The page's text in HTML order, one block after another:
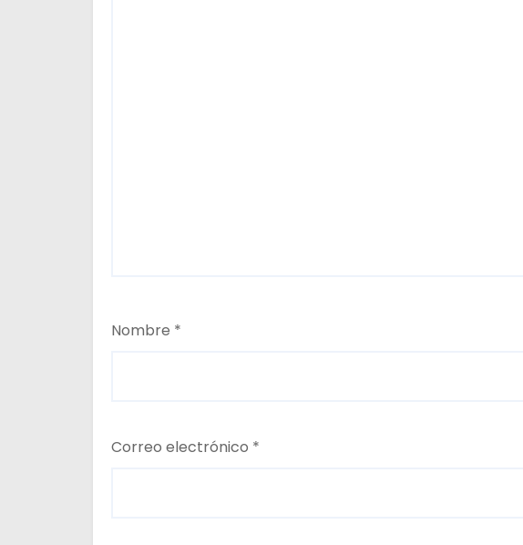
Nombre *
Correo electrónico *